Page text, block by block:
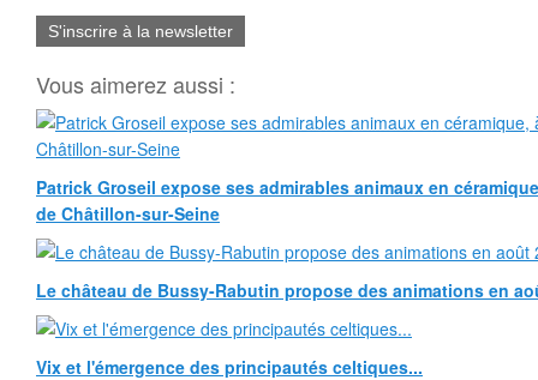
S'inscrire à la newsletter
Vous aimerez aussi :
Patrick Groseil expose ses admirables animaux en
de Châtillon-sur-Seine
Le château de Bussy-Rabutin propose des animations en
Vix et l'émergence des principautés celtiques...